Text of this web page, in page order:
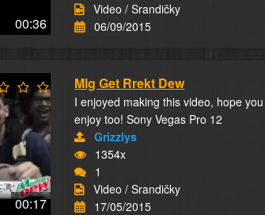
00:36
Video / Srandičky
06/09/2015
00:17
Mlg Get Rrekt Dew
I enjoyed making this video, hope you
enjoy too! Sony Vegas Pro 12
Grizzlys
1354x
1
Video / Srandičky
17/05/2015